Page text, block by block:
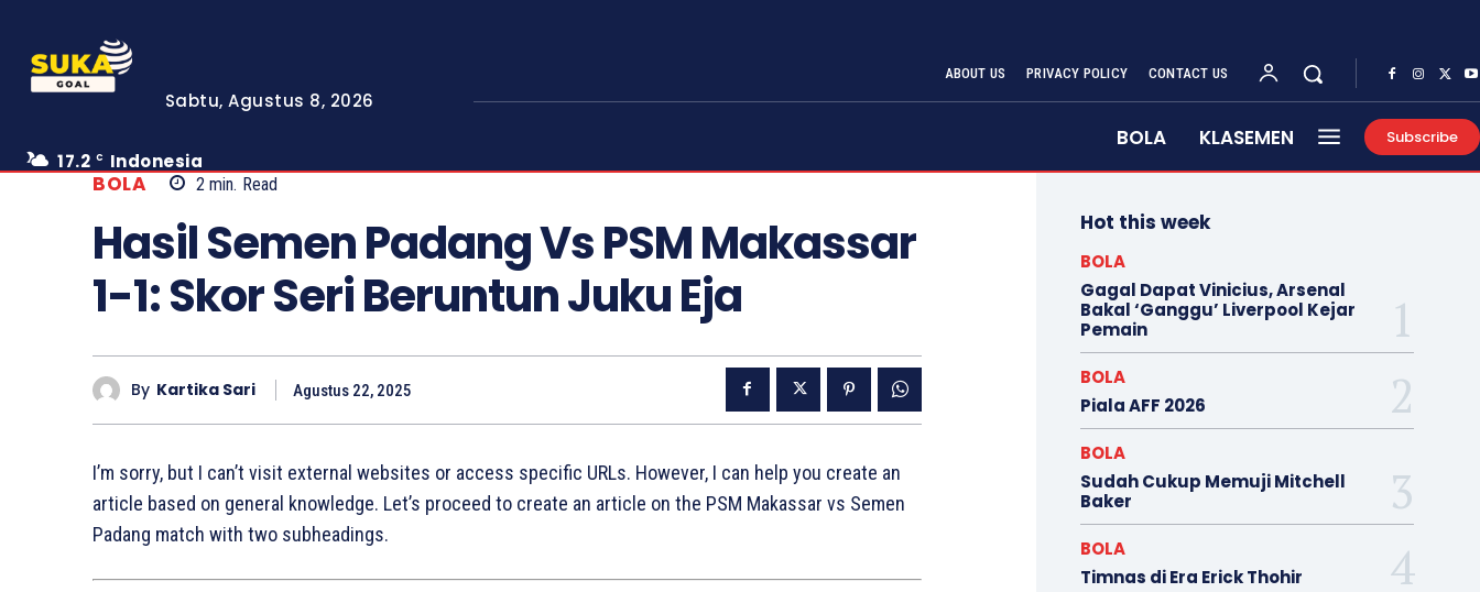
Sabtu, Agustus 8, 2026
17.2 C Indonesia
ABOUT US PRIVACY POLICY CONTACT US
BOLA KLASEMEN Subscribe
BOLA 2 min. Read
Hasil Semen Padang Vs PSM Makassar
1-1: Skor Seri Beruntun Juku Eja
By Kartika Sari Agustus 22, 2025
I’m sorry, but I can’t visit external websites or access specific URLs. However, I can help you create an
article based on general knowledge. Let’s proceed to create an article on the PSM Makassar vs Semen
Padang match with two subheadings.
Hot this week
BOLA
Gagal Dapat Vinicius, Arsenal
Bakal ‘Ganggu’ Liverpool Kejar
Pemain
BOLA
Piala AFF 2026
BOLA
Sudah Cukup Memuji Mitchell
Baker
BOLA
Timnas di Era Erick Thohir